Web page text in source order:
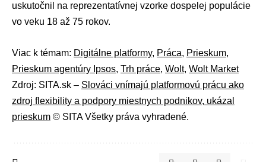
uskutočnil na reprezentatívnej vzorke dospelej populácie
vo veku 18 až 75 rokov.
Viac k témam: Digitálne platformy, Práca, Prieskum,
Prieskum agentúry Ipsos, Trh práce, Wolt, Wolt Market
Zdroj: SITA.sk – Slováci vnímajú platformovú prácu ako
zdroj flexibility a podpory miestnych podnikov, ukázal
prieskum © SITA Všetky práva vyhradené.